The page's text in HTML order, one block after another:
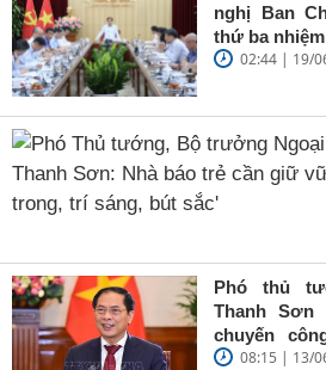
nghị Ban
thứ ba nhiệm
02:44 | 19/
Phó thủ
Thanh
chuyến
Chính phủ
08:15 | 13/